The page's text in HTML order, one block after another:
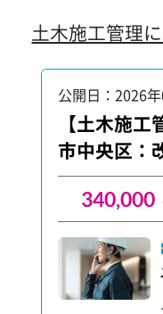
土木施工管理
公開日：2026
【土木施
市中央区：
340,000